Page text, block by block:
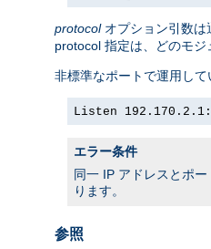
protocolオプション引数は
protocol 指定は、どのモジ
非標準なポートで運用し
Listen
エラー条件
同一 IP アドレスとポ
ります。
参照